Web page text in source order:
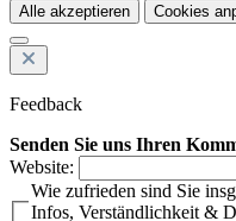
Alle akzeptieren Cookies
Feedback
Senden Sie uns Ihren
Website:
Wie zufrieden sind Sie
Infos, Verständlichkeit &